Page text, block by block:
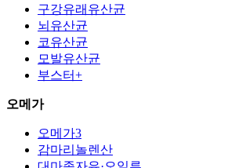
구강유래유산균
뇌유산균
코유산균
모발유산균
부스터+
오메가
오메가3
감마리놀렌산